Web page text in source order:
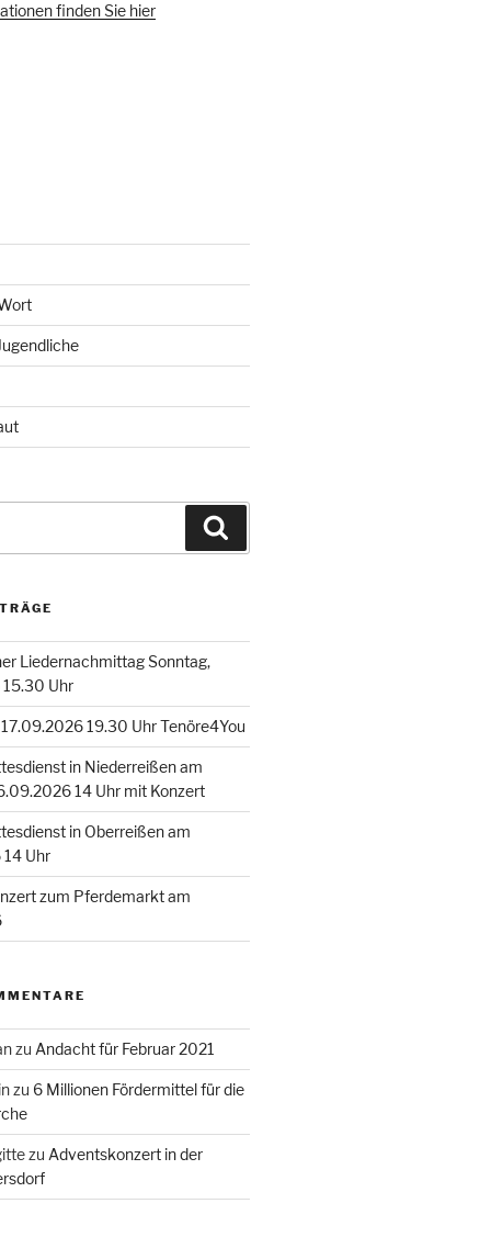
finden Sie hier
Liedernachmittag Sonntag,
Uhr
19.30 Uhr Tenöre4You
in Niederreißen am
14 Uhr mit Konzert
in Oberreißen am
Uhr
zum Pferdemarkt am
zu Andacht für Februar 2021
zu 6 Millionen Fördermittel für die
zu Adventskonzert in der